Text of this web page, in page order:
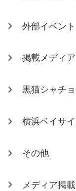
外部イベント
掲載メディア
黒猫シャチ
横浜ベイサ
その他
メディア掲載